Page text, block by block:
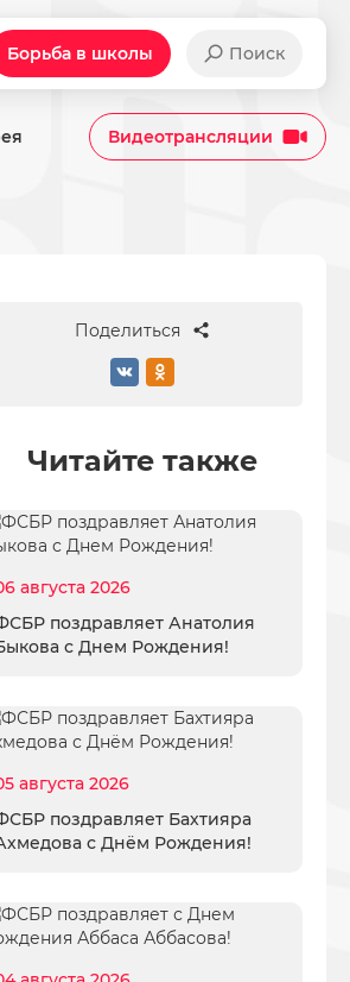
Борьба в школы Поиск
Видеотрансляции
Поделиться
Читайте также
августа 2026
поздравляет Анатолия
с Днем Рождения!
августа 2026
поздравляет Бахтияра
с Днём Рождения!